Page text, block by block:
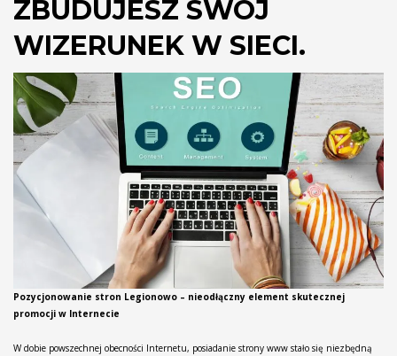
ZBUDUJESZ SWÓJ
WIZERUNEK W SIECI.
Pozycjonowanie stron Legionowo – nieodłączny element skutecznej
promocji w Internecie
W dobie powszechnej obecności Internetu, posiadanie strony www stało się niezbędną